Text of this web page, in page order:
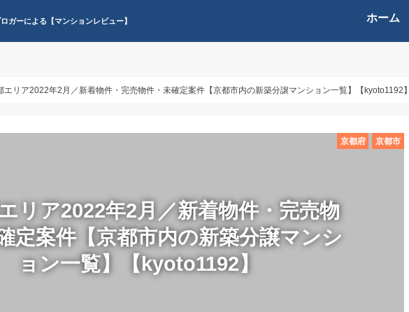
ガーによる【マンションレビュー】
ホーム
エリア2022年2月／新着物件・完売物件・未確定案件【京都市内の新築分譲マンション一覧】【kyoto1192】
エリア2022年2月／新着物件・完売物
定案件【京都市内の新築分譲マンシ
ョン一覧】【kyoto1192】
京都市
京都府